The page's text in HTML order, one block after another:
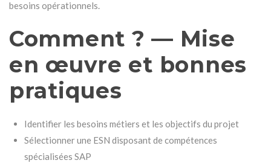
besoins opérationnels.
Comment ? — Mise
en œuvre et bonnes
pratiques
Identifier les besoins métiers et les objectifs du projet
Sélectionner une ESN disposant de compétences
spécialisées SAP